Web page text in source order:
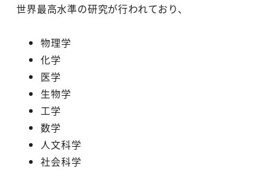
世界最高水準の研究が行われており、
物理学
化学
医学
生物学
工学
数学
人文科学
社会科学